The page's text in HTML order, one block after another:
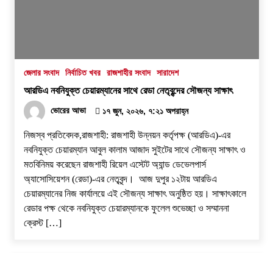
জেলার সংবাদ নির্বাচিত খবর রাজশাহীর সংবাদ সারাদেশ
‎আরডিএ নবনিযুক্ত চেয়ারম্যানের সাথে রেডা নেতৃবৃন্দের সৌজন্য সাক্ষাৎ
ভোরের আভা ১৭ জুন, ২০২৬, ৭:২১ অপরাহ্ন
নিজস্ব প্রতিবেদক,রাজশাহী: রাজশাহী উন্নয়ন কর্তৃপক্ষ (আরডিএ)-এর
নবনিযুক্ত চেয়ারম্যান আবুল কালাম আজাদ সুইটের সাথে সৌজন্য সাক্ষাৎ ও
মতবিনিময় করেছেন রাজশাহী রিয়েল এস্টেট অ্যান্ড ডেভেলপার্স
অ্যাসোসিয়েশন (রেডা)-এর নেতৃবৃন্দ। ‎ ‎​আজ দুপুর ১২টায় আরডিএ
চেয়ারম্যানের নিজ কার্যালয়ে এই সৌজন্য সাক্ষাৎ অনুষ্ঠিত হয়। সাক্ষাৎকালে
রেডার পক্ষ থেকে নবনিযুক্ত চেয়ারম্যানকে ফুলেল শুভেচ্ছা ও সম্মাননা
ক্রেস্ট […]